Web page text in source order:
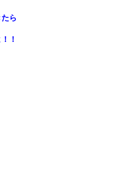
ら
！